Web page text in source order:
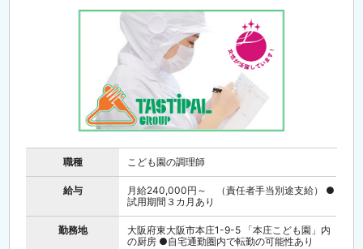
職種 こども園の調理師
給与
月給240,000円～ （責任者手当別途支給） ●
試用期間３カ月あり
勤務地
大阪府東大阪市本庄1-9-5 「本庄こども園」内
の厨房 ●自宅通勤圏内で転勤の可能性あり